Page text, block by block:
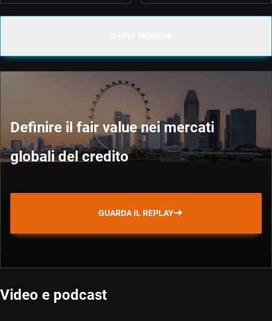
Definire il fair value nei mercati
globali del credito
GUARDA IL REPLAY
Video e podcast